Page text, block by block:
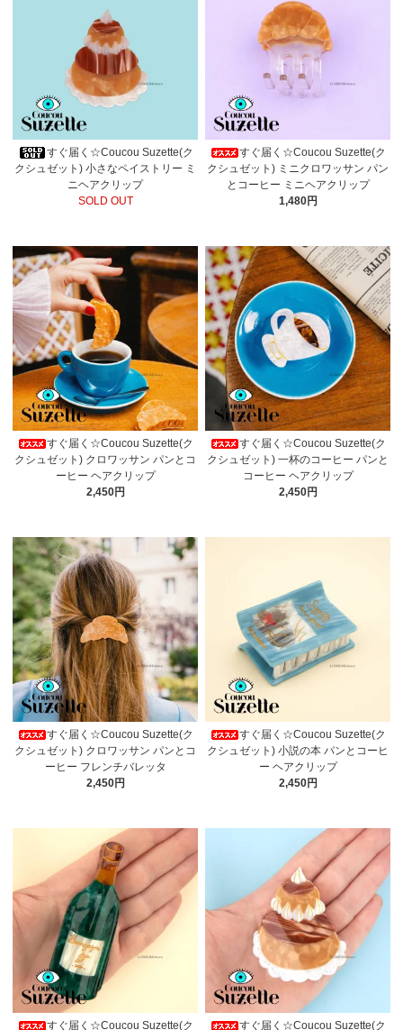
すぐ届く☆Coucou Suzette(ク
クシュゼット) 小さなペイストリー ミ
ニヘアクリップ
SOLD OUT
すぐ届く☆Coucou Suzette(ク
クシュゼット) ミニクロワッサン パン
とコーヒー ミニヘアクリップ
1,480円
すぐ届く☆Coucou Suzette(ク
クシュゼット) クロワッサン パンとコ
ーヒー ヘアクリップ
2,450円
すぐ届く☆Coucou Suzette(ク
クシュゼット) 一杯のコーヒー パンと
コーヒー ヘアクリップ
2,450円
すぐ届く☆Coucou Suzette(ク
クシュゼット) クロワッサン パンとコ
ーヒー フレンチバレッタ
2,450円
すぐ届く☆Coucou Suzette(ク
クシュゼット) 小説の本 パンとコーヒ
ー ヘアクリップ
2,450円
すぐ届く☆Coucou Suzette(ク すぐ届く☆Coucou Suzette(ク